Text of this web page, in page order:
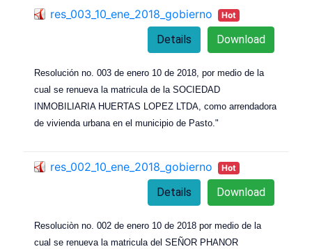
res_003_10_ene_2018_gobierno Hot
Download
Details
Resolución no. 003 de enero 10 de 2018, por medio de la
cual se renueva la matricula de la SOCIEDAD
INMOBILIARIA HUERTAS LOPEZ LTDA, como arrendadora
de vivienda urbana en el municipio de Pasto."
res_002_10_ene_2018_gobierno Hot
Download
Details
Resoluciòn no. 002 de enero 10 de 2018 por medio de la
cual se renueva la matricula del SEÑOR PHANOR